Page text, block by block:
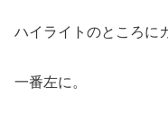
ハイライトのところに
一番左に。